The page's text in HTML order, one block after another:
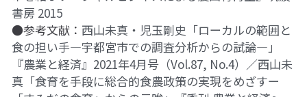
書房 2015
●参考文献： 西山未真・児玉剛史「ローカルの範囲と
食の担い手―宇都宮市での調査分析からの試論―」
『農業と経済』2021年4月号（Vol.87, No.4）／西山未
真「食育を手段に総合的食農政策の実現をめざすー